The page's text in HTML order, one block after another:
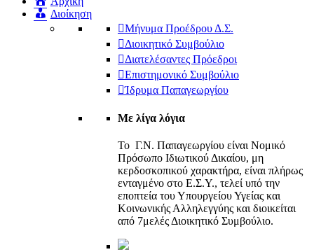
Διοίκηση
Μήνυμα Προέδρου Δ.Σ.
Διοικητικό Συμβούλιο
Διατελέσαντες Πρόεδροι
Επιστημονικό Συμβούλιο
Ίδρυμα Παπαγεωργίου
Με λίγα λόγια
Το Γ.Ν. Παπαγεωργίου είναι Νομικό
Πρόσωπο Ιδιωτικού Δικαίου, μη
κερδοσκοπικού χαρακτήρα, είναι πλήρως
ενταγμένο στο Ε.Σ.Υ., τελεί υπό την
εποπτεία του Υπουργείου Υγείας και
Κοινωνικής Αλληλεγγύης και διοικείται
από 7μελές Διοικητικό Συμβούλιο.